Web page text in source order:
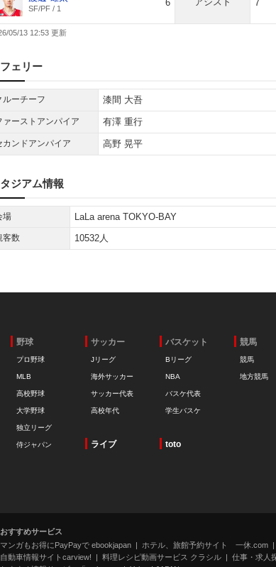
野球
プロ野球
MLB
高校野球
大学野球
独立リーグ
侍ジャパン
サッカー
Jリーグ
海外サッカー
サッカー代表
高校年代
バスケット
Bリーグ
NBA
バスケ代表
学生バスケ
競馬
競馬
地方競馬
ライブ toto
おすすめサービス
マンガもお得にPayPayで ebookjapan
ホテル、旅館予約サイト 一休.com
自動車情報サイトcarview!
料理レシピ動画サービス クラシル 仕事・求人